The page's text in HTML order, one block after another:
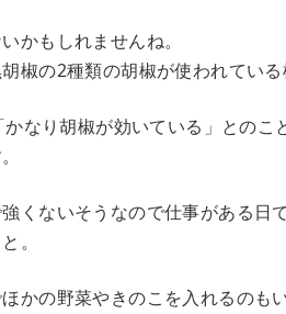
かもしれませんね。
椒の2種類の胡椒が使われている
なり胡椒が効いている」とのこ
くないそうなので仕事がある日
。
かの野菜やきのこを入れるのも